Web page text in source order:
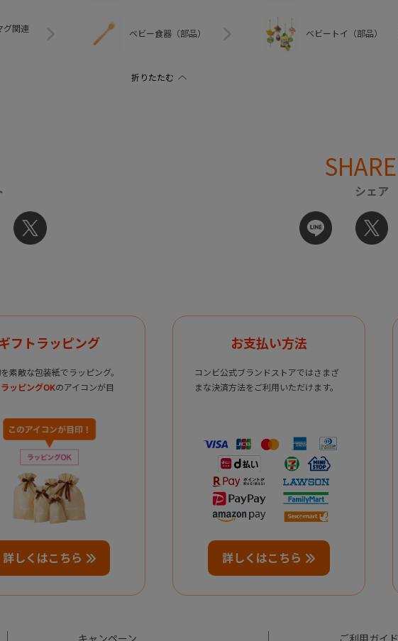
グ関連
ベビー食器（部品） ベビートイ（部品）
SHARE
シェア
フトラッピング
素敵な包装紙でラッピング。
ッピングOKのアイコンが目
詳しくはこちら
お支払い方法
コンビ公式ブランドストアではさまざ
まな決済方法をご利用いただけます。
詳しくはこちら
キャンペーン ご利用ガイド